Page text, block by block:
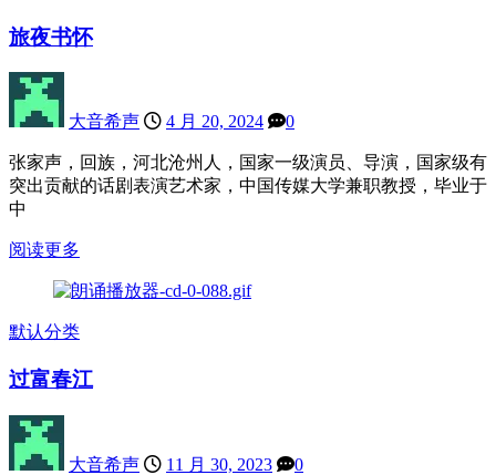
旅夜书怀
大音希声 4 月 20, 2024 0
张家声，回族，河北沧州人，国家一级演员、导演，国家级有
突出贡献的话剧表演艺术家，中国传媒大学兼职教授，毕业于
中
阅读更多
默认分类
过富春江
大音希声 11 月 30, 2023 0